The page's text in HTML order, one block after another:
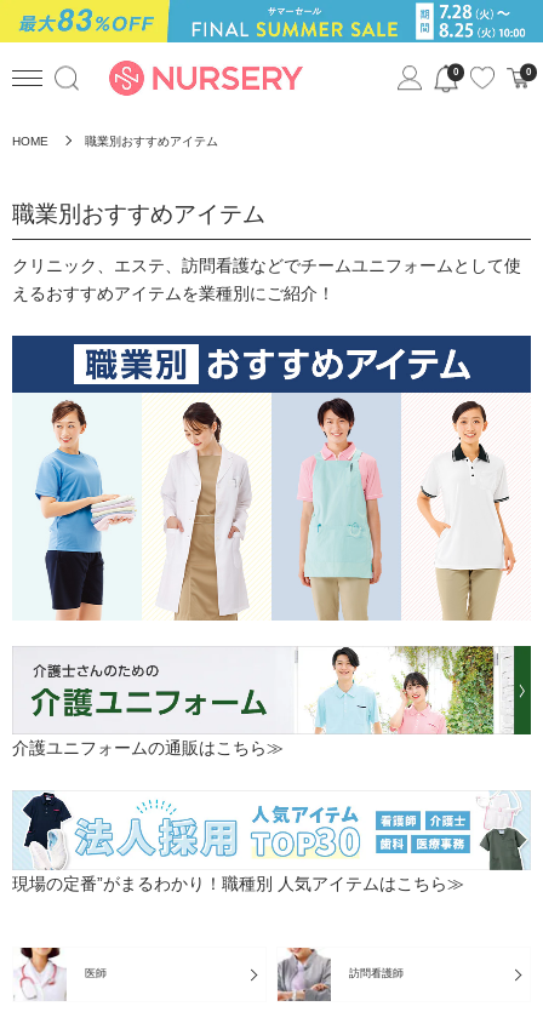
0 0
HOME 職業別おすすめアイテム
職業別おすすめアイテム
クリニック、エステ、訪問看護などでチームユニフォームとして使
えるおすすめアイテムを業種別にご紹介！
介護ユニフォームの通販はこちら≫
現場の定番”がまるわかり！職種別 人気アイテムはこちら≫
医師 訪問看護師